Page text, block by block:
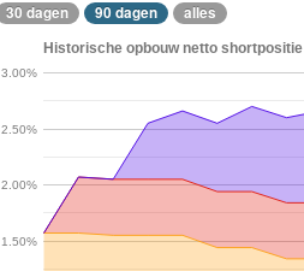
30 dagen 90 dagen alles
Historische opbouw netto
1.50%
2.00%
2.50%
3.00%